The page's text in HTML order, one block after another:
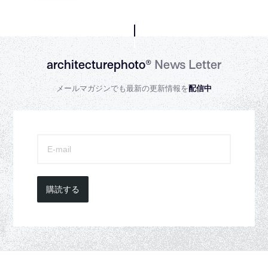
architecturephoto®News Letter
メールマガジンでも最新の更新情報を配信中
購読する